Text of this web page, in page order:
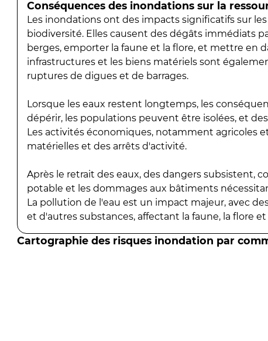
Conséquences des inondations sur la
Les inondations ont des impacts significatifs sur
biodiversité. Elles causent des dégâts immédiats
berges, emporter la faune et la flore, et mettre en
infrastructures et les biens matériels sont
ruptures de digues et de barrages.
Lorsque les eaux restent longtemps, les
dépérir, les populations peuvent être isolées, et
Les activités économiques, notamment agricoles
matérielles et des arrêts d'activité.
Après le retrait des eaux, des dangers subsistent,
potable et les dommages aux bâtiments
La pollution de l'eau est un impact majeur, avec
et d'autres substances, affectant la faune, la flore et
Cartographie des risques inondation par